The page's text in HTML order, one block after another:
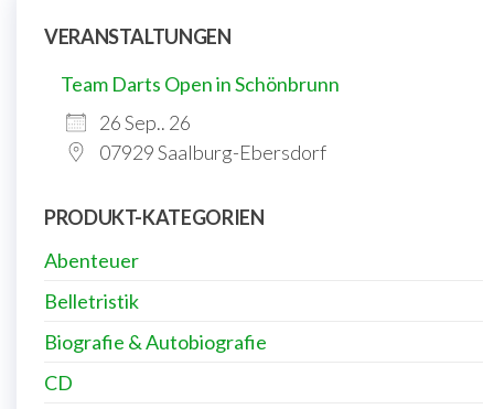
VERANSTALTUNGEN
Team Darts Open in Schönbrunn
26 Sep.. 26
07929 Saalburg-Ebersdorf
PRODUKT-KATEGORIEN
Abenteuer
Belletristik
Biografie & Autobiografie
CD